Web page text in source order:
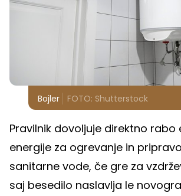
Bojler FOTO: Shutterstock
Pravilnik dovoljuje direktno rabo
energije za ogrevanje in
sanitarne vode, če gre za
saj besedilo naslavlja le